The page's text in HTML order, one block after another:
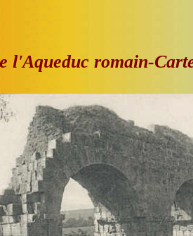
l'Aqueduc romain-